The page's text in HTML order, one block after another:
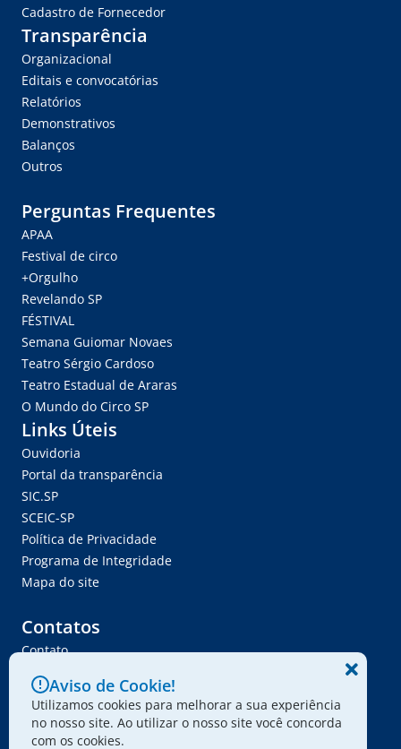
Cadastro de Fornecedor
Transparência
Organizacional
Editais e convocatórias
Relatórios
Demonstrativos
Balanços
Outros
Perguntas Frequentes
APAA
Festival de circo
+Orgulho
Revelando SP
FÉSTIVAL
Semana Guiomar Novaes
Teatro Sérgio Cardoso
Teatro Estadual de Araras
O Mundo do Circo SP
Links Úteis
Ouvidoria
Portal da transparência
SIC.SP
SCEIC-SP
Política de Privacidade
Programa de Integridade
Mapa do site
Contatos
Contato
Ser Fornecedor
Envie seu projeto
Aviso de Cookie!
Utilizamos cookies para melhorar a sua experiência
no nosso site. Ao utilizar o nosso site você concorda
com os cookies.